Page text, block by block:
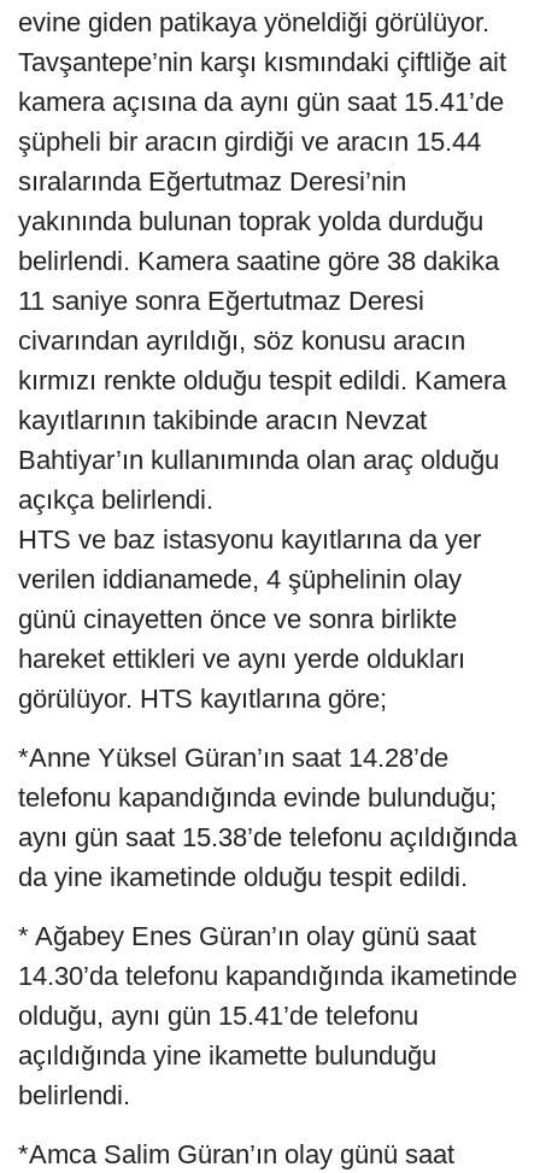
evine giden patikaya yöneldiği görülüyor.
Tavşantepe’nin karşı kısmındaki çiftliğe ait
kamera açısına da aynı gün saat 15.41’de
şüpheli bir aracın girdiği ve aracın 15.44
sıralarında Eğertutmaz Deresi’nin
yakınında bulunan toprak yolda durduğu
belirlendi. Kamera saatine göre 38 dakika
11 saniye sonra Eğertutmaz Deresi
civarından ayrıldığı, söz konusu aracın
kırmızı renkte olduğu tespit edildi. Kamera
kayıtlarının takibinde aracın Nevzat
Bahtiyar’ın kullanımında olan araç olduğu
açıkça belirlendi.
HTS ve baz istasyonu kayıtlarına da yer
verilen iddianamede, 4 şüphelinin olay
günü cinayetten önce ve sonra birlikte
hareket ettikleri ve aynı yerde oldukları
görülüyor. HTS kayıtlarına göre;
*Anne Yüksel Güran’ın saat 14.28’de
telefonu kapandığında evinde bulunduğu;
aynı gün saat 15.38’de telefonu açıldığında
da yine ikametinde olduğu tespit edildi.
* Ağabey Enes Güran’ın olay günü saat
14.30’da telefonu kapandığında ikametinde
olduğu, aynı gün 15.41’de telefonu
açıldığında yine ikamette bulunduğu
belirlendi.
*Amca Salim Güran’ın olay günü saat